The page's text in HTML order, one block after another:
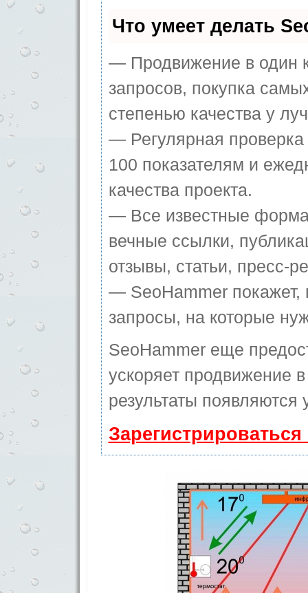
Что умеет делать
— Продвижение в один
запросов, покупка
степенью качества у
— Регулярная
100 показателям и
качества проекта.
— Все известные
вечные ссылки,
отзывы, статьи, пресс-
— SeoHammer покажет,
запросы, на которые
SeoHammer еще
ускоряет продвижение
результаты